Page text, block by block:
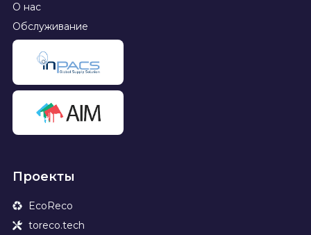
О нас
Обслуживание
Проекты
EcoReco
toreco.tech